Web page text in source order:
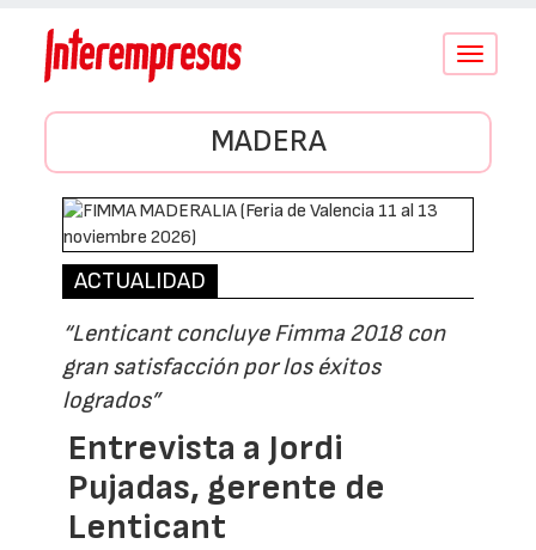
Conmutar
MADERA
ACTUALIDAD
“Lenticant concluye Fimma 2018 con
gran satisfacción por los éxitos
logrados”
Entrevista a Jordi
Pujadas, gerente de
Lenticant